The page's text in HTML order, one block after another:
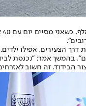
דרך הצעירים, אפילו
הבידוד. זה חשוב